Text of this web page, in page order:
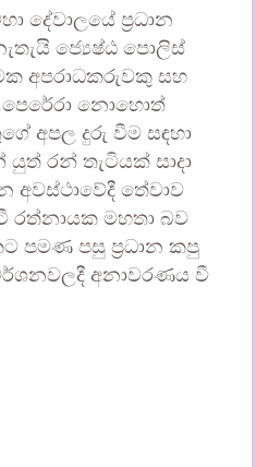
දේවාලයේ ප්‍රධාන
ජ්‍යෙෂ්ඨ පොලිස්
අපරාධකරුවකු සහ
පෙරේරා නොහොත්
අපල දුරු වීම සඳහා
රන් තැටියක් සාදා
අවස්ථාවේදී තේවාව
රත්නායක මහතා බව
පමණ පසු ප්‍රධාන කපු
අනාවරණය වී